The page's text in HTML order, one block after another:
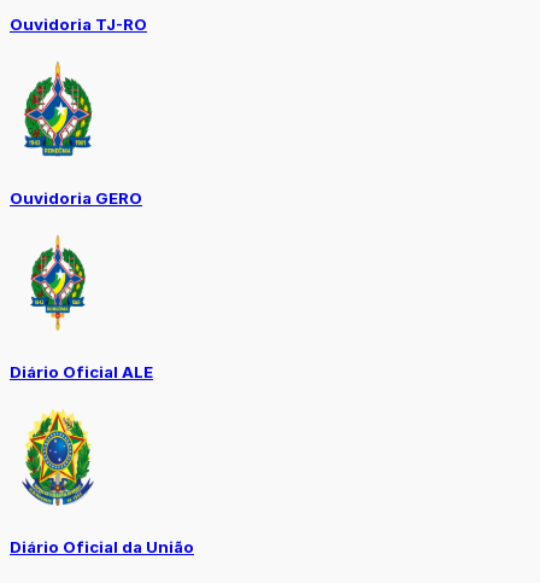
Ouvidoria TJ-RO
Ouvidoria GERO
Diário Oficial ALE
Diário Oficial da União